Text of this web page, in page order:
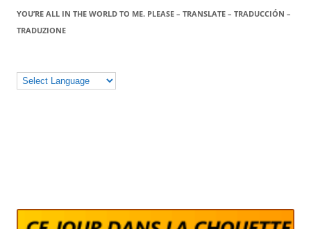
YOU’RE ALL IN THE WORLD TO ME. PLEASE – TRANSLATE – TRADUCCIÓN –
TRADUZIONE